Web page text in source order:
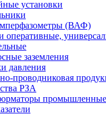
установки
(ВАФ)
оперативные,
заземления
давления
проводниковая
РЗА
промышленные